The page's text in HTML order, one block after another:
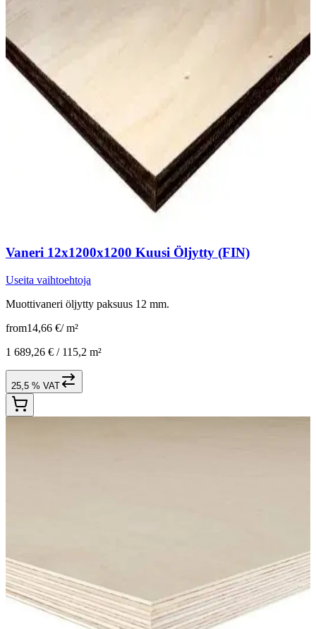
Vaneri 12x1200x1200 Kuusi Öljytty (FIN)
Useita vaihtoehtoja
Muottivaneri öljytty paksuus 12 mm.
from14,66 €/ m²
1 689,26 € / 115,2 m²
25,5 % VAT